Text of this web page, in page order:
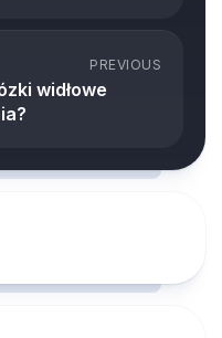
PREVIOUS
widłowe